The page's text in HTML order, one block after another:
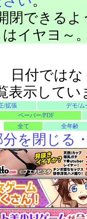
閉できる
イヤヨ～
日付では
表示してい
/拡張
デモ/ム
ペーパー/PDF
全て 全年齢
を閉じる